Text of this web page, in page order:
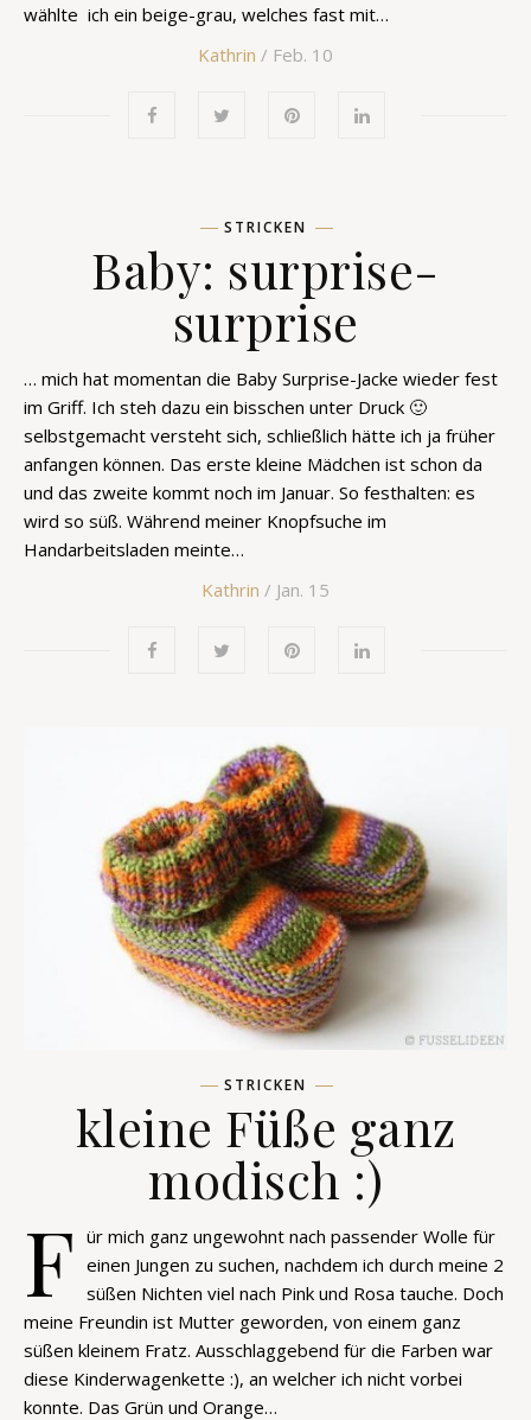
wählte ich ein beige-grau, welches fast mit…
Kathrin / Feb. 10
STRICKEN
Baby: surprise-
surprise
… mich hat momentan die Baby Surprise-Jacke wieder fest
im Griff. Ich steh dazu ein bisschen unter Druck 🙂
selbstgemacht versteht sich, schließlich hätte ich ja früher
anfangen können. Das erste kleine Mädchen ist schon da
und das zweite kommt noch im Januar. So festhalten: es
wird so süß. Während meiner Knopfsuche im
Handarbeitsladen meinte…
Kathrin / Jan. 15
STRICKEN
kleine Füße ganz
modisch :)
F ür mich ganz ungewohnt nach passender Wolle für
einen Jungen zu suchen, nachdem ich durch meine 2
süßen Nichten viel nach Pink und Rosa tauche. Doch
meine Freundin ist Mutter geworden, von einem ganz
süßen kleinem Fratz. Ausschlaggebend für die Farben war
diese Kinderwagenkette :), an welcher ich nicht vorbei
konnte. Das Grün und Orange…